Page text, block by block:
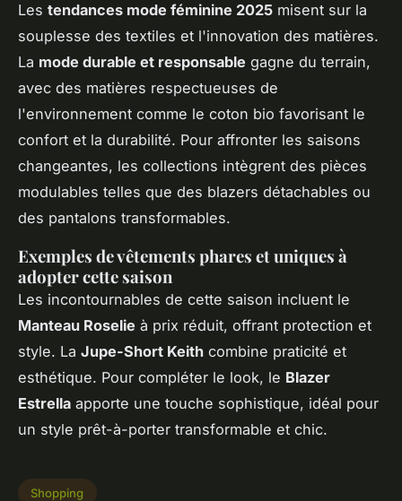
Les tendances mode féminine 2025 misent sur la
souplesse des textiles et l'innovation des matières.
La mode durable et responsable gagne du terrain,
avec des matières respectueuses de
l'environnement comme le coton bio favorisant le
confort et la durabilité. Pour affronter les saisons
changeantes, les collections intègrent des pièces
modulables telles que des blazers détachables ou
des pantalons transformables.
Exemples de vêtements phares et uniques à
adopter cette saison
Les incontournables de cette saison incluent le
Manteau Roselie à prix réduit, offrant protection et
style. La Jupe-Short Keith combine praticité et
esthétique. Pour compléter le look, le Blazer
Estrella apporte une touche sophistique, idéal pour
un style prêt-à-porter transformable et chic.
Shopping